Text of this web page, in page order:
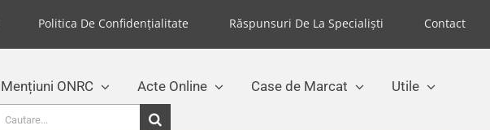
Politica De Confidențialitate Răspunsuri De La Specialiști Contact
Mențiuni ONRC Acte Online Case de Marcat Utile
Cautare...